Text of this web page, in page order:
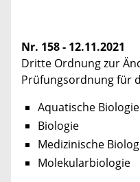
Nr. 158 - 12.11.2021
Dritte Ordnung zur
Prüfungsordnung für
Aquatische Biologie
Biologie
Medizinische
Molekularbiologie